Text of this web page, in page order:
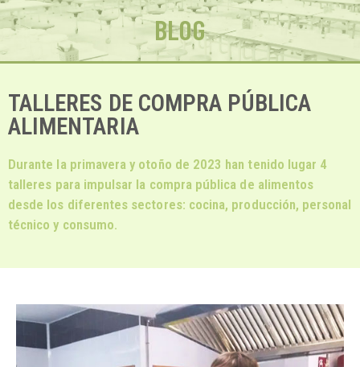
BLOG
TALLERES DE COMPRA PÚBLICA
ALIMENTARIA
Durante la primavera y otoño de 2023 han tenido lugar 4
talleres para impulsar la compra pública de alimentos
desde los diferentes sectores: cocina, producción, personal
técnico y consumo.